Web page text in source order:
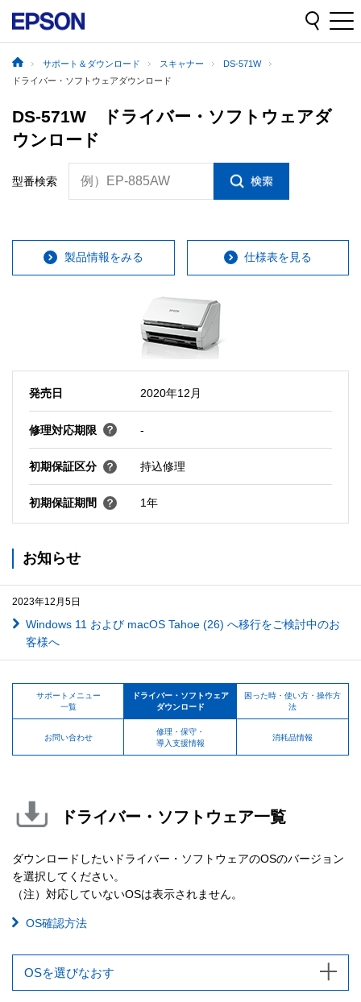
サポート＆ダウンロード スキャナー
DS-571W
ドライバー・ソフトウェアダウンロード
DS-571W ドライバー・ソフトウェアダ
ウンロード
型番検索 例）EP-885AW
製品情報をみる 仕様表を見る
発売日 2020年12月
修理対応期限 -
初期保証区分 持込修理
初期保証期間 1年
お知らせ
2023年12月5日
Windows 11 および macOS Tahoe (26) へ移行をご検討中のお
客様へ
サポートメニュー
一覧
ドライバー・ソフトウェア
ダウンロード
困った時・使い方・操作方
法
お問い合わせ
修理・保守・
導入支援情報
消耗品情報
ドライバー・ソフトウェア一覧
ダウンロードしたいドライバー・ソフトウェアのOSのバージョン
を選択してください。
（注）対応していないOSは表示されません。
OS確認方法
OSを選びなおす